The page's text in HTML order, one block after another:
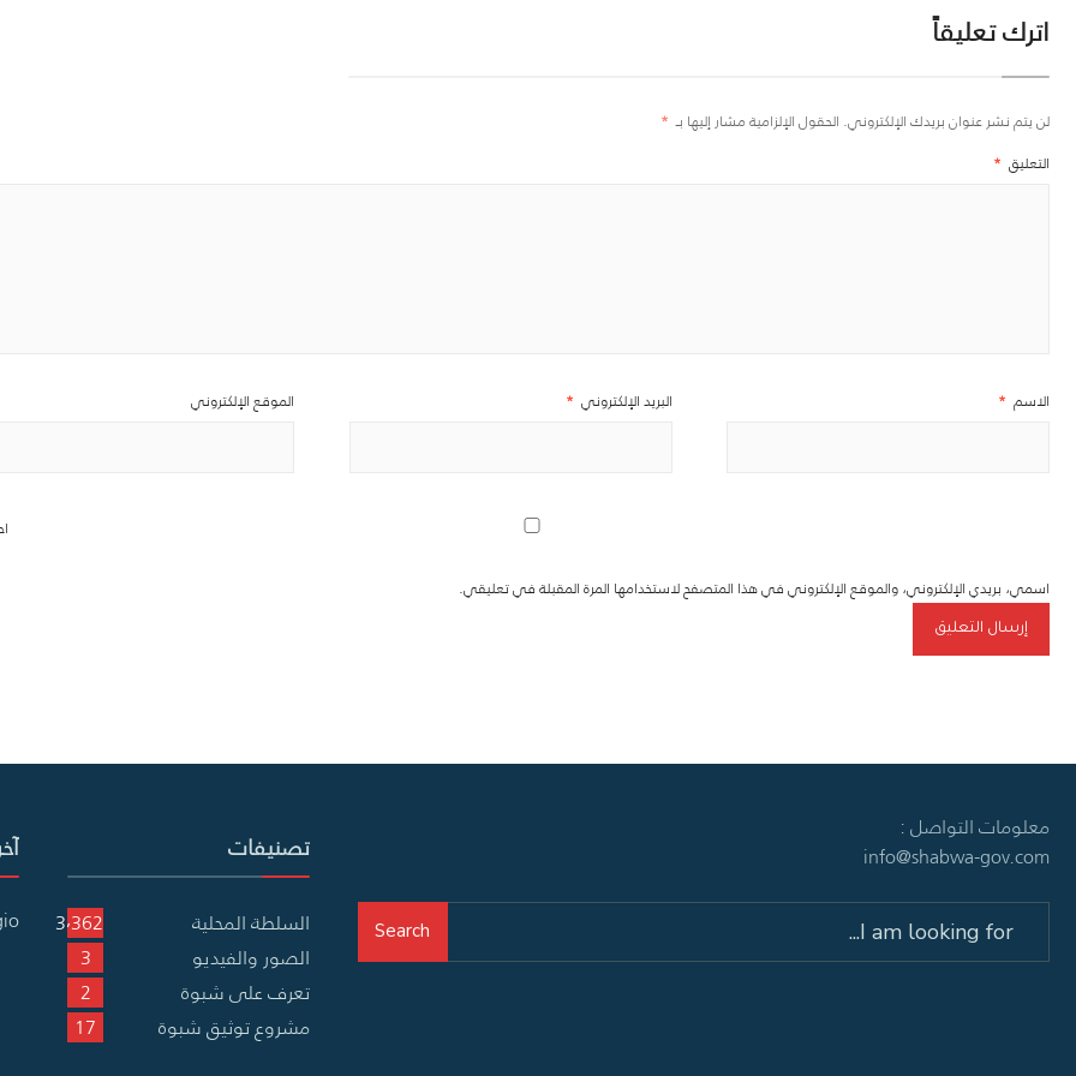
اترك تعليقاً
لن يتم نشر عنوان بريدك الإلكتروني. الحقول الإلزامية مشار إليها بـ *
التعليق *
الاسم * البريد الإلكتروني * الموقع الإلكتروني
اسمي، بريدي الإلكتروني، والموقع الإلكتروني في هذا المتصفح لاستخدامها المرة المقبلة في تعليقي.
معلومات التواصل :
info@shabwa-gov.com
Search
تصنيفات
السلطة المحلية
3٬362
الصور والفيديو
3
تعرف على شبوة
2
مشروع توثيق شبوة
17